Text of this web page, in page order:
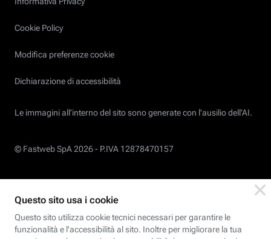
Cookie Policy
Modifica preferenze cookie
Dichiarazione di accessibilità
Le immagini all’interno del sito sono generate con l'ausilio dell'AI.
© Fastweb SpA 2026 - P.IVA 12878470157